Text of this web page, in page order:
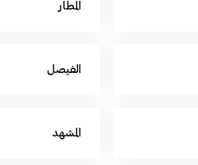
المطار
الفيصل
المشهد